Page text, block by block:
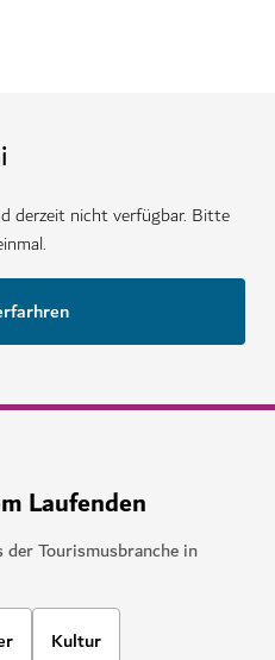
derzeit nicht verfügbar. Bitte
Laufenden
Tourismusbranche in
Kultur